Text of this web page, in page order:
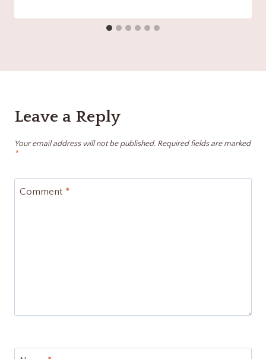
Leave a Reply
Your email address will not be published. Required fields are marked
*
Comment *